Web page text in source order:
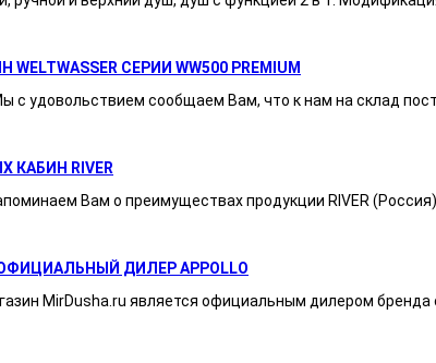
СЕРИИ WW500 PREMIUM
удовольствием сообщаем Вам, что к нам на склад
RIVER
Вам о преимуществах продукции RIVER
ОФИЦИАЛЬНЫЙ ДИЛЕР APPOLLO
MirDusha.ru является официальным дилером